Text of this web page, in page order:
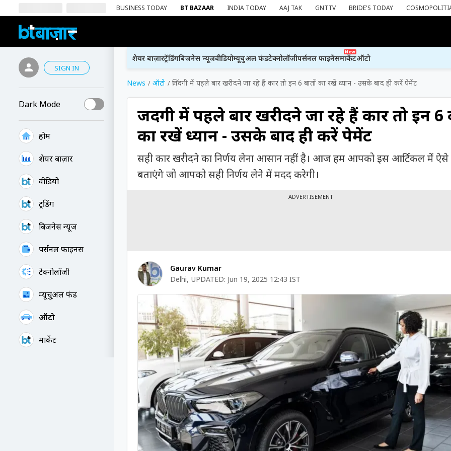
BUSINESS TODAY BT BAZAAR INDIA TODAY AAJ TAK GNTTV BRIDE'S TODAY
SIGN IN
Dark Mode
होम
शेयर बाज़ार
वीडियो
ट्रेंडिंग
बिजनेस न्यूज
पर्सनल फाइनेंस
टेक्नोलॉजी
म्यूचु्अल फंड
ऑटो
मार्केट
शेयर बाज़ारट्रेंडिंगबिजनेस न्यूजवीडियोम्यूचुअल फंडटेक्नोलॉजीपर्सनल फाइनेंस
New
मार्केटऑटो
News ऑटो जिंदगी में पहले बार खरीदने जा रहे हैं कार तो इन 6 बातों का रखें ध्यान - उसके बाद ही करें पेमेंट
जिंदगी में पहले बार खरीदने जा रहे हैं कार तो इन 6
का रखें ध्यान - उसके बाद ही करें पेमेंट
सही कार खरीदने का निर्णय लेना आसान नहीं है। आज हम आपको इस आर्टिकल में
बताएंगे जो आपको सही निर्णय लेने में मदद करेगी।
ADVERTISEMENT
Gaurav Kumar
Delhi, UPDATED: Jun 19, 2025 12:43 IST